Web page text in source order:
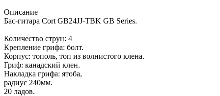
Описание
Бас-гитара Cort GB24JJ-TBK GB Series.
Количество струн: 4
Крепление грифа: болт.
Корпус: тополь, топ из волнистого клена.
Гриф: канадский клен.
Накладка грифа: ятоба,
радиус 240мм.
20 ладов.